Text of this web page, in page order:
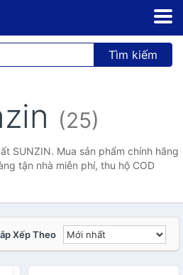
Tìm kiếm
(25)
SUNZIN. Mua sản phẩm chính hãng
tận nhà miễn phí, thu hộ COD
Xếp Theo